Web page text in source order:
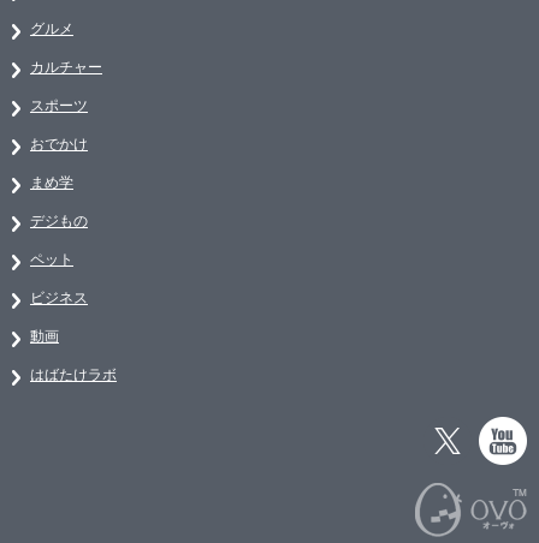
グルメ
カルチャー
スポーツ
おでかけ
まめ学
デジもの
ペット
ビジネス
動画
はばたけラボ